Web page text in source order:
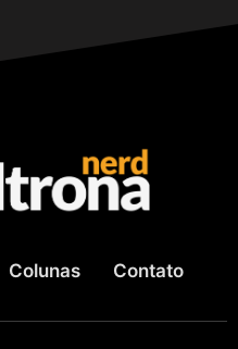
Colunas Contato